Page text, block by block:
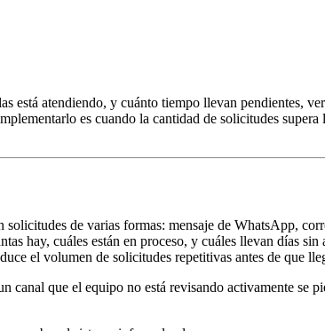
está atendiendo, y cuánto tiempo llevan pendientes,
es cuando la cantidad de solicitudes supera
de varias formas: mensaje de WhatsApp,
hay, cuáles están en proceso, y cuáles llevan días
el volumen de solicitudes repetitivas antes de que
canal que el equipo no está revisando activamente se